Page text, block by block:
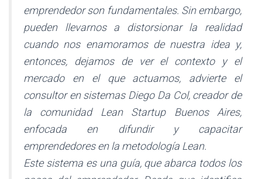
emprendedor son fundamentales. Sin embargo,
pueden llevarnos a distorsionar la realidad
cuando nos enamoramos de nuestra idea y,
entonces, dejamos de ver el contexto y el
mercado en el que actuamos, advierte el
consultor en sistemas Diego Da Col, creador de
la comunidad Lean Startup Buenos Aires,
enfocada en difundir y capacitar
emprendedores en la metodología Lean.
Este sistema es una guía, que abarca todos los